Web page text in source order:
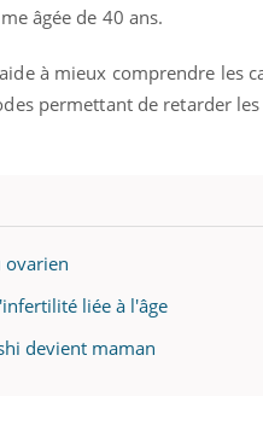
âgée de 40 ans.
à mieux comprendre les
permettant de retarder
ovarien
liée à l'âge
devient maman